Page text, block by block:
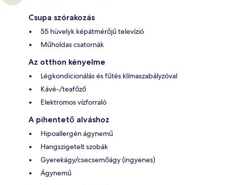
Csupa szórakozás
55 hüvelyk képátmérőjű televízió
Műholdas csatornák
Az otthon kényelme
Légkondicionálás és fűtés klímaszabályzóval
Kávé-/teafőző
Elektromos vízforraló
A pihentető alváshoz
Hipoallergén ágynemű
Hangszigetelt szobák
Gyerekágy/csecsemőágy (ingyenes)
Ágynemű